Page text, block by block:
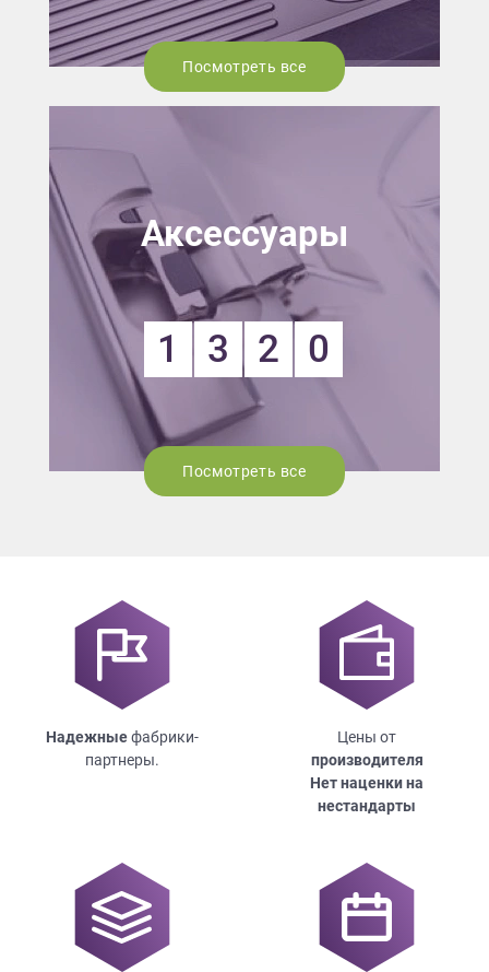
Посмотреть все
Аксессуары
1 3 2 0
Посмотреть все
Надежныефабрики-
партнеры.
Цены от
производителя
Нет наценки на
нестандарты